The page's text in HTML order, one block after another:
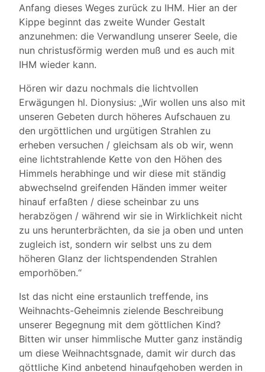
Anfang dieses Weges zurück zu IHM. Hier an der
Kippe beginnt das zweite Wunder Gestalt
anzunehmen: die Verwandlung unserer Seele, die
nun christusförmig werden muß und es auch mit
IHM wieder kann.
Hören wir dazu nochmals die lichtvollen
Erwägungen hl. Dionysius: „Wir wollen uns also mit
unseren Gebeten durch höheres Aufschauen zu
den urgöttlichen und urgütigen Strahlen zu
erheben versuchen / gleichsam als ob wir, wenn
eine lichtstrahlende Kette von den Höhen des
Himmels herabhinge und wir diese mit ständig
abwechselnd greifenden Händen immer weiter
hinauf erfaßten / diese scheinbar zu uns
herabzögen / während wir sie in Wirklichkeit nicht
zu uns herunterbrächten, da sie ja oben und unten
zugleich ist, sondern wir selbst uns zu dem
höheren Glanz der lichtspendenden Strahlen
emporhöben.“
Ist das nicht eine erstaunlich treffende, ins
Weihnachts-Geheimnis zielende Beschreibung
unserer Begegnung mit dem göttlichen Kind?
Bitten wir unser himmlische Mutter ganz inständig
um diese Weihnachtsgnade, damit wir durch das
göttliche Kind anbetend hinaufgehoben werden in